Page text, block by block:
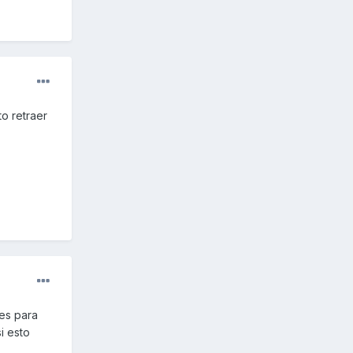
retraer
para
esto